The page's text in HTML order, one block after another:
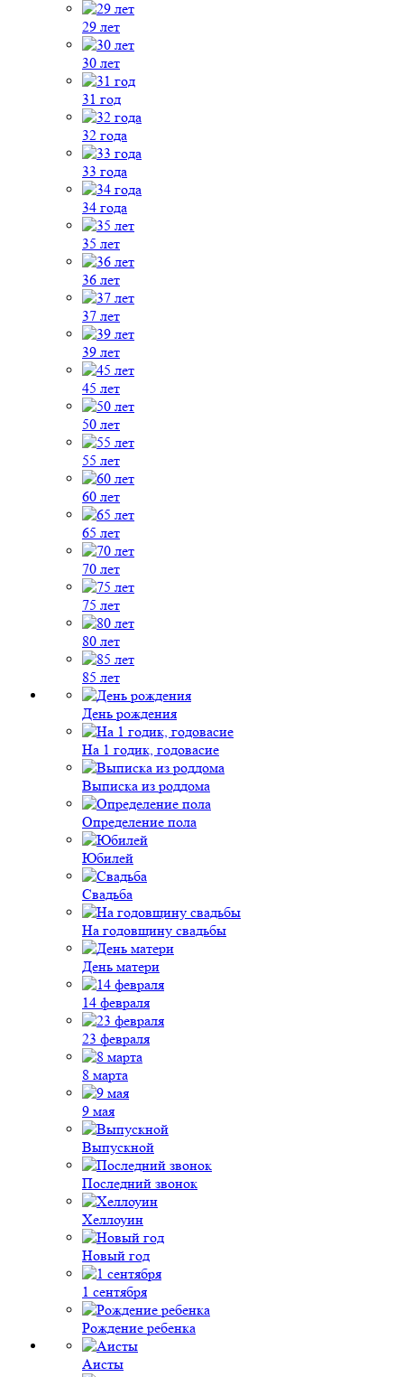
29 лет
30 лет
31 год
32 года
33 года
34 года
35 лет
36 лет
37 лет
39 лет
45 лет
50 лет
55 лет
60 лет
65 лет
70 лет
75 лет
80 лет
85 лет
День рождения
На 1 годик, годовасие
Выписка из роддома
Определение пола
Юбилей
Свадьба
На годовщину свадьбы
День матери
14 февраля
23 февраля
8 марта
9 мая
Выпускной
Последний звонок
Хеллоуин
Новый год
1 сентября
Рождение ребенка
Аисты